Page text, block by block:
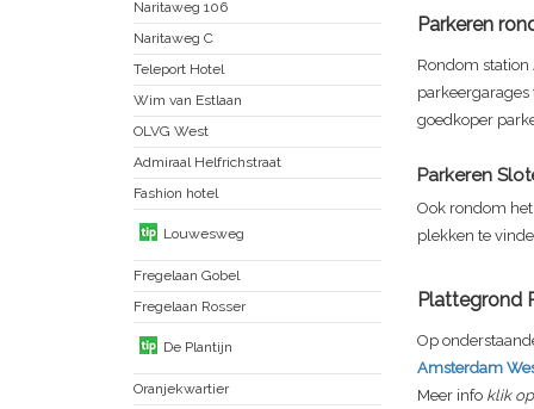
Parkeren
Rondom
goedkoper
Parkeren
Ook rondom
plekken te
Plattegrond
Op
Amsterdam
Meer info klik
Naritaweg 106
Naritaweg C
Teleport Hotel
Wim van Estlaan
OLVG West
Admiraal Helfrichstraat
Fashion hotel
Louwesweg
Fregelaan Gobel
Fregelaan Rosser
De Plantijn
Oranjekwartier